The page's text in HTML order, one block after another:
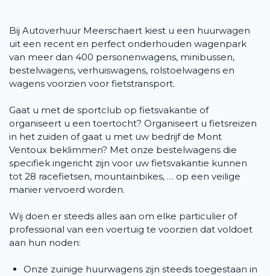
Bij Autoverhuur Meerschaert kiest u een huurwagen
uit een recent en perfect onderhouden wagenpark
van meer dan 400 personenwagens, minibussen,
bestelwagens, verhuiswagens, rolstoelwagens en
wagens voorzien voor fietstransport.
Gaat u met de sportclub op fietsvakantie of
organiseert u een toertocht? Organiseert u fietsreizen
in het zuiden of gaat u met uw bedrijf de Mont
Ventoux beklimmen? Met onze bestelwagens die
specifiek ingericht zijn voor uw fietsvakantie kunnen
tot 28 racefietsen, mountainbikes, … op een veilige
manier vervoerd worden.
Wij doen er steeds alles aan om elke particulier of
professional van een voertuig te voorzien dat voldoet
aan hun noden:
Onze zuinige huurwagens zijn steeds toegestaan in